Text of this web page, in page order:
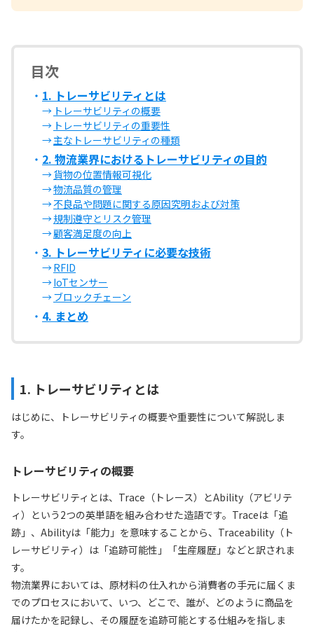
目次
1. トレーサビリティとは
トレーサビリティの概要
トレーサビリティの重要性
主なトレーサビリティの種類
2. 物流業界におけるトレーサビリティの目的
貨物の位置情報可視化
物流品質の管理
不良品や問題に関する原因究明および対策
規制遵守とリスク管理
顧客満足度の向上
3. トレーサビリティに必要な技術
RFID
IoTセンサー
ブロックチェーン
4. まとめ
1. トレーサビリティとは
はじめに、トレーサビリティの概要や重要性について解説しま
す。
トレーサビリティの概要
トレーサビリティとは、Trace（トレース）とAbility（アビリテ
ィ）という2つの英単語を組み合わせた造語です。Traceは「追
跡」、Abilityは「能力」を意味することから、Traceability（ト
レーサビリティ）は「追跡可能性」「生産履歴」などと訳されま
す。
物流業界においては、原材料の仕入れから消費者の手元に届くま
でのプロセスにおいて、いつ、どこで、誰が、どのように商品を
届けたかを記録し、その履歴を追跡可能とする仕組みを指しま